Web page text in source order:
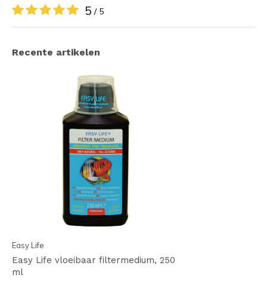
5 / 5
Recente artikelen
Easy Life
Easy Life vloeibaar filtermedium, 250
ml